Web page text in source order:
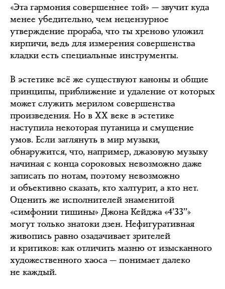
«Эта гармония совершеннее той» — звучит куда
менее убедительно, чем нецензурное
утверждение прораба, что ты хреново уложил
кирпичи, ведь для измерения совершенства
кладки есть специальные инструменты.
В эстетике всё же существуют каноны и общие
принципы, приближение и удаление от которых
может служить мерилом совершенства
произведения. Но в ХХ веке в эстетике
наступила некоторая путаница и смущение
умов. Если заглянуть в мир музыки,
обнаружится, что, например, джазовую музыку
начиная с конца сороковых невозможно даже
записать по нотам, поэтому невозможно
и объективно сказать, кто халтурит, а кто нет.
Оценить же исполнителей знаменитой
«симфонии тишины» Джона Кейджа «4’33’’»
могут только знатоки дзен. Нефигуративная
живопись равно озадачивает зрителей
и критиков: как отличить мазню от изысканного
художественного хаоса — понимает далеко
не каждый.